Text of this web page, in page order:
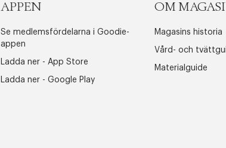
APPEN
Se medlemsfördelarna i Goodie-
appen
Ladda ner - App Store
Ladda ner - Google Play
OM
Magasins historia
Vård- och
Materialguide